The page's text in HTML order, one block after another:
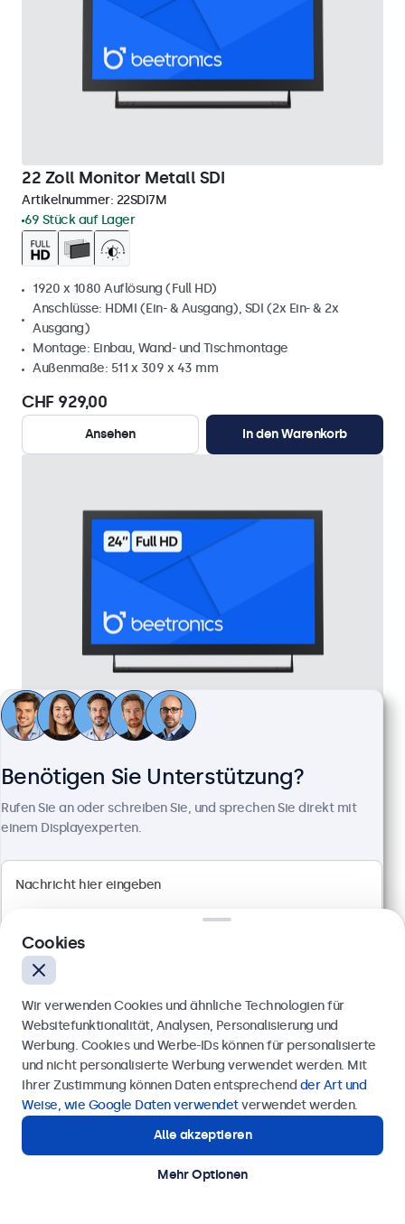
22 Zoll Monitor Metall SDI
Artikelnummer: 22SDI7M
69 Stück auf Lager
1920 x 1080 Auflösung (Full HD)
Anschlüsse: HDMI (Ein- & Ausgang), SDI (2x Ein- & 2x
Ausgang)
Montage: Einbau, Wand- und Tischmontage
Außenmaße: 511 x 309 x 43 mm
CHF 929,00
Ansehen In den Warenkorb
24 Zoll Monitor Metall
100+ Stück auf Lager
Montage: Einbau, Wand- und Tischmontage
CHF 599,00
Benötigen Sie Unterstützung?
Rufen Sie an oder schreiben Sie, und sprechen Sie direkt mit
einem Displayexperten.
Anfrage senden
Rufen Sie uns an unter+41 43 50 80 772
Benötigen Sie Unterstützung?
Kontaktieren Sie uns!
Cookies
Wir verwenden Cookies und ähnliche Technologien für
Websitefunktionalität, Analysen, Personalisierung und
Werbung. Cookies und Werbe-IDs können für personalisierte
und nicht personalisierte Werbung verwendet werden. Mit
Ihrer Zustimmung können Daten entsprechend der Art und
Weise, wie Google Daten verwendetverwendet werden.
Alle akzeptieren
Mehr Optionen